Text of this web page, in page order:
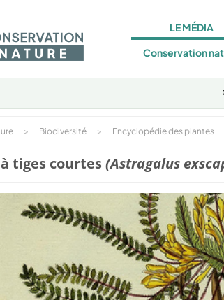
LE MÉDIA
Conservation
> Biodiversité > Encyclopédie des plantes
tiges courtes(Astragalus